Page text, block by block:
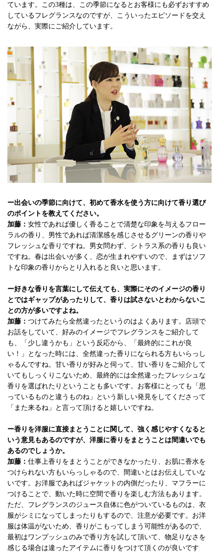
ています。この3種は、この季節になるとお客様にも必ずおすすめ
しているフレグランスなのですが、こういったエピソードを交え
ながら、実際にご紹介しています。
ー出会いの季節に向けて、初めて香水を使う方に向けて香り選び
のポイントを教えてください。
加藤： 女性であれば優しく香ることで清楚な印象を与えるフロー
ラルの香り、男性であれば清潔感を感じさせるグリーンの香りや
フレッシュな香りですね。男女問わず、シトラス系の香りも良い
ですね。春は出会いが多く、恋が生まれやすいので、まずはソフ
トな印象の香りからとり入れると良いと思います。
ー好きな香りを言葉にして伝えても、実際にそのイメージの香り
とではギャップがあったりして、香りは試さないとわからないこ
との方が多いですよね。
加藤： つけてみたら全然違ったというのはよくあります。店頭で
お話をしていて、好みのイメージでフレグランスをご紹介して
も、「少し違うかも」という反応から、「最終的にこれが良
い！」となった時には、全然違った香りになられる方もいらっし
ゃるんですね。甘い香りが好みと伺って、甘い香りをご紹介して
いてもしっくりこないため、最終的には全然違ったフレッシュな
香りを選ばれたりということも多いです。お客様にとっても「思
っているものと違うものね」という新しい発見をしてくださって
「また来るね」と言って頂けると嬉しいですね。
ー香りを洋服に直接まとうことに関して、強く感じやすくなると
いう意見もあるのですが、洋服に香りをまとうことは間違いでも
あるのでしょうか。
加藤： 仕事上香りをまとうことができなかったり、お肌に香水を
つけられない方もいらっしゃるので、間違いとはお伝えしていな
いです。お洋服であればジャケットの内側だったり、マフラーに
つけることで、動いた時に空間で香りを楽しむ方法もあります。
ただ、フレグランスのジュース自体に色がついているものは、衣
服がシミになってしまったりもするので、注意が必要です。お洋
服は体温がないため、香りがこもってしまう可能性があるので、
最初はワンプッシュのみで香り方を試して頂いて、物足りなさを
感じる場合は違ったアイテムに香りをつけて頂くのが良いです